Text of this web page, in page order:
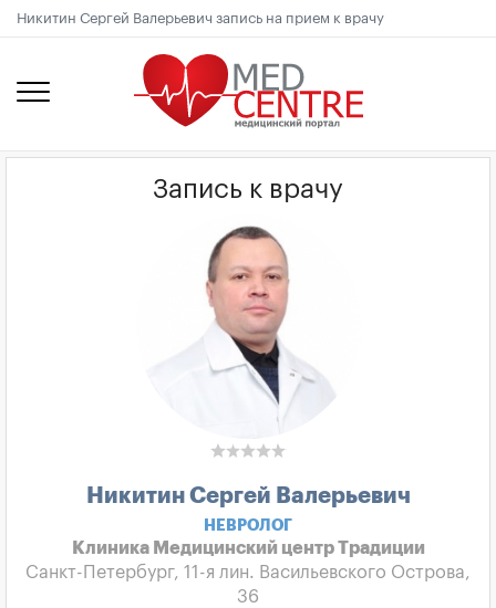
Никитин Сергей Валерьевич запись на прием к врачу
Запись к врачу
Никитин Сергей Валерьевич
НЕВРОЛОГ
Клиника Медицинский центр Традиции
Санкт-Петербург, 11-я лин. Васильевского Острова,
36